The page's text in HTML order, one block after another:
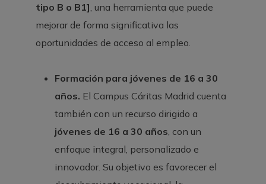
tipo B o B1] , una herramienta que puede
mejorar de forma significativa las
oportunidades de acceso al empleo.
Formación para jóvenes de 16 a 30
años. El Campus Cáritas Madrid cuenta
también con un recurso dirigido a
jóvenes de 16 a 30 años , con un
enfoque integral, personalizado e
innovador. Su objetivo es favorecer el